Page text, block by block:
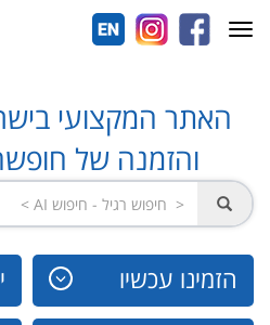
האתר המקצועי
והזמנה של חופשה
הזמינו עכשיו
Toggle
navigation